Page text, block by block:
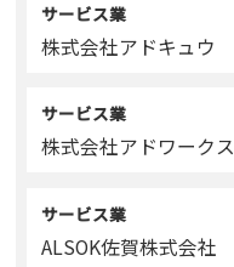
サービス業
株式会社アドキュウ
サービス業
株式会社アドワークス
サービス業
ALSOK佐賀株式会社